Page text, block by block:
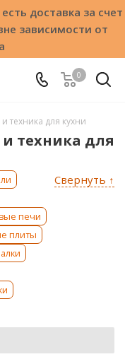
доставка за счет
зависимости от
0
техника для кухни
техника для
Свернуть ↑
печи
плиты